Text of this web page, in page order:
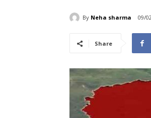
By Neha sharma 09/
Share